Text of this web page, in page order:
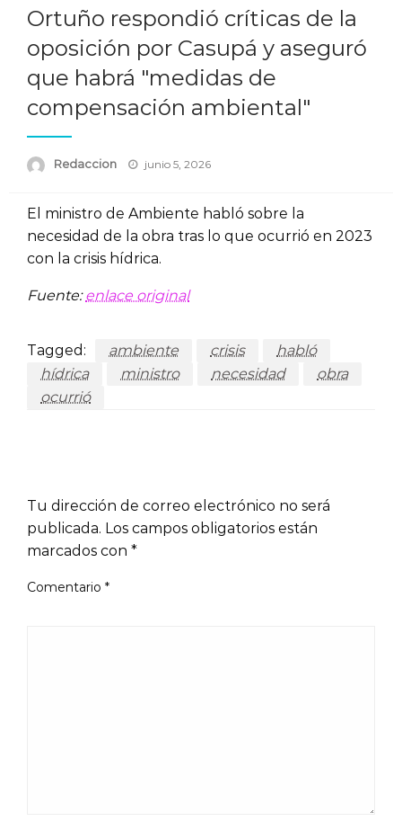
Ortuño respondió críticas de la
oposición por Casupá y aseguró
que habrá "medidas de
compensación ambiental"
Redaccion
Posted
junio 5, 2026
El ministro de Ambiente habló sobre la
necesidad de la obra tras lo que ocurrió en 2023
con la crisis hídrica.
Fuente:enlace original
Tagged: ambiente crisis
habló
hídrica
ministro necesidad
obra
ocurrió
Tu dirección de correo electrónico no será
publicada. Los campos obligatorios están
marcados con *
Comentario *